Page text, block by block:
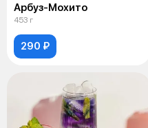
Арбуз-Мохито
453 г
290 ₽